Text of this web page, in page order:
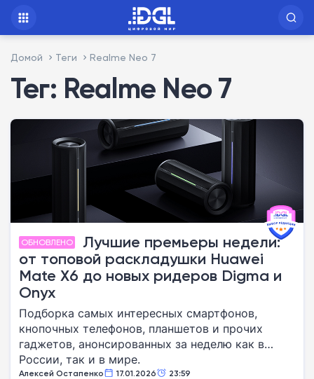
Домой Теги Realme Neo 7
Тег: Realme Neo 7
ОБНОВЛЕНО
Лучшие премьеры недели:
от топовой раскладушки Huawei
Mate X6 до новых ридеров Digma и
Onyx
Подборка самых интересных смартфонов,
кнопочных телефонов, планшетов и прочих
гаджетов, анонсированных за неделю как в
России, так и в мире.
Алексей Остапенко 17.01.2026 23:59